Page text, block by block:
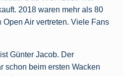
2018 waren mehr als 80
Open Air vertreten. Viele Fans
Günter Jacob. Der
schon beim ersten Wacken